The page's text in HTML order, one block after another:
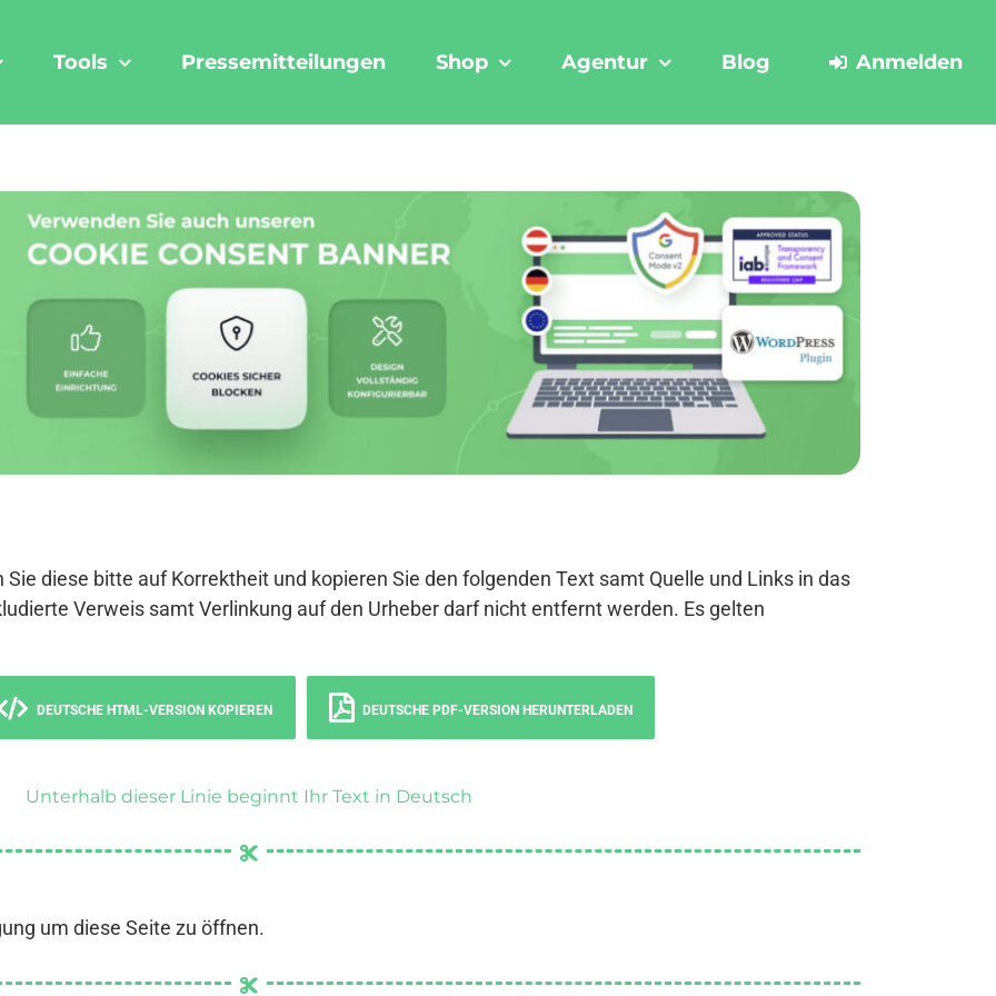
Tools Pressemitteilungen Shop Agentur Blog Anmelden
diese bitte auf Korrektheit und kopieren Sie den folgenden Text samt Quelle und Links in das
Verweis samt Verlinkung auf den Urheber darf nicht entfernt werden. Es gelten
DEUTSCHE HTML-VERSION KOPIEREN DEUTSCHE PDF-VERSION HERUNTERLADEN
Unterhalb dieser Linie beginnt Ihr Text in Deutsch
um diese Seite zu öffnen.